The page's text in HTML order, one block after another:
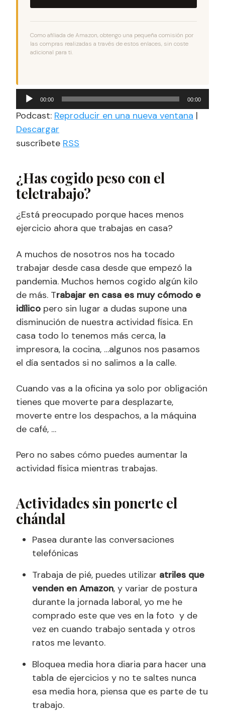
Como afiliada de Amazon, obtengo una pequeña comisión por
las compras realizadas a través de estos enlaces, sin coste
adicional para ti.
Reproductor
audio
00:00 00:00
Podcast: Reproducir en una nueva ventana |
Descargar
suscríbete RSS
¿Has cogido peso con el
teletrabajo?
¿Está preocupado porque haces menos
ejercicio ahora que trabajas en casa?
A muchos de nosotros nos ha tocado
trabajar desde casa desde que empezó la
pandemia. Muchos hemos cogido algún kilo
de más. Trabajar en casa es muy cómodo e
idílico pero sin lugar a dudas supone una
disminución de nuestra actividad física. En
casa todo lo tenemos más cerca, la
impresora, la cocina, …algunos nos pasamos
el día sentados si no salimos a la calle.
Cuando vas a la oficina ya solo por obligación
tienes que moverte para desplazarte,
moverte entre los despachos, a la máquina
de café, …
Pero no sabes cómo puedes aumentar la
actividad física mientras trabajas.
Actividades sin ponerte el
chándal
Pasea durante las conversaciones
telefónicas
Trabaja de pié, puedes utilizar atriles que
venden en Amazon, y variar de postura
durante la jornada laboral, yo me he
comprado este que ves en la foto y de
vez en cuando trabajo sentada y otros
ratos me levanto.
Bloquea media hora diaria para hacer una
tabla de ejercicios y no te saltes nunca
esa media hora, piensa que es parte de tu
trabajo.